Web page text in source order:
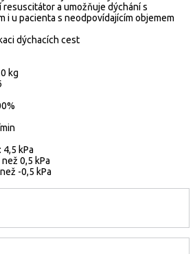
a umožňuje dýchání s
i u pacienta s neodpovídajícím objemem
dýchacích cest
kg
kPa
0,5 kPa
-0,5 kPa